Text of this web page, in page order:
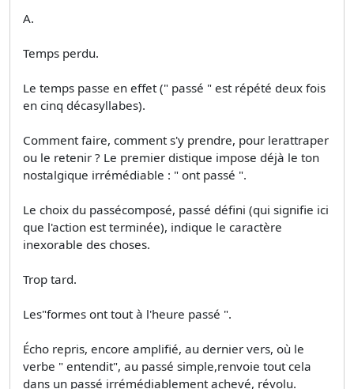
A.
Temps perdu.
Le temps passe en effet (" passé " est répété deux fois
en cinq décasyllabes).
Comment faire, comment s'y prendre, pour lerattraper
ou le retenir ? Le premier distique impose déjà le ton
nostalgique irrémédiable : " ont passé ".
Le choix du passécomposé, passé défini (qui signifie ici
que l'action est terminée), indique le caractère
inexorable des choses.
Trop tard.
Les"formes ont tout à l'heure passé ".
Écho repris, encore amplifié, au dernier vers, où le
verbe " entendit", au passé simple,renvoie tout cela
dans un passé irrémédiablement achevé, révolu.